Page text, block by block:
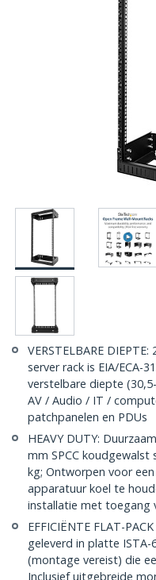
VERSTELBARE
server rack is EIA/ECA-
verstelbare diepte
AV / Audio / IT /
patchpanelen en PDUs
HEAVY DUTY:
mm SPCC
kg; Ontworpen voor
apparatuur koel te
installatie met toegang
EFFICIËNTE FLAT-
geleverd in platte
(montage vereist) die
Inclusief uitgebreide